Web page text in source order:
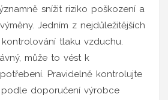
snížit riziko poškození a
Jedním z nejdůležitějších
tlaku vzduchu.
může to vést k
Pravidelně kontrolujte
doporučení výrobce